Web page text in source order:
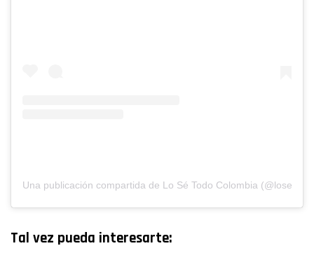
Una publicación compartida de Lo Sé Todo Colombia
Tal vez pueda interesarte: